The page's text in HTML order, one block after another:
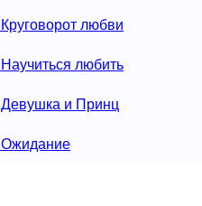
Круговорот любви
Научиться любить
Девушка и Принц
Ожидание